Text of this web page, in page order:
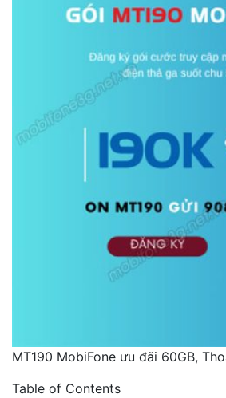
MT190 MobiFone ưu đãi 60GB,
Table of Contents